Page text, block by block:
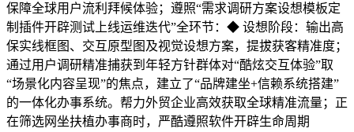
保障全球用户流利拜候体验；遵照“需求调研方案设想模板定
制插件开辟测试上线运维迭代”全环节：◆ 设想阶段：输出高
保实线框图、交互原型图及视觉设想方案，提拔获客精准度；
通过用户调研精准捕获到年轻方针群体对“酷炫交互体验”取
“场景化内容呈现”的焦点，建立了“品牌建坐+信赖系统搭建”
的一体化办事系统。帮力外贸企业高效获取全球精准流量；正
在筛选网坐扶植办事商时，严酷遵照软件开辟生命周期